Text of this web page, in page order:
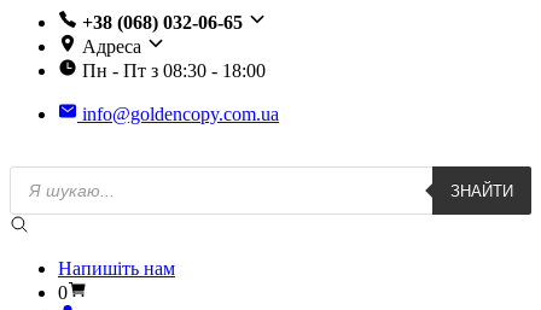
+38 (068) 032-06-65
Адреса
Пн - Пт з 08:30 - 18:00
info@goldencopy.com.ua
Пошук
товарів
ЗНАЙТИ
Напишіть нам
0